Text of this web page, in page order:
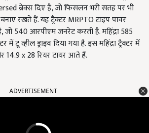
ब्रेक्स दिए है, जो फिसलन भरी सतह पर भी
रखते हैं. यह ट्रैक्टर MRPTO टाइप पावर
540 आरपीएम जनरेट करती है. महिंद्रा 585
टू व्हील ड्राइव दिया गया है. इस महिंद्रा ट्रैक्टर में
14.9 x 28 रियर टायर आते हैं.
ADVERTISEMENT